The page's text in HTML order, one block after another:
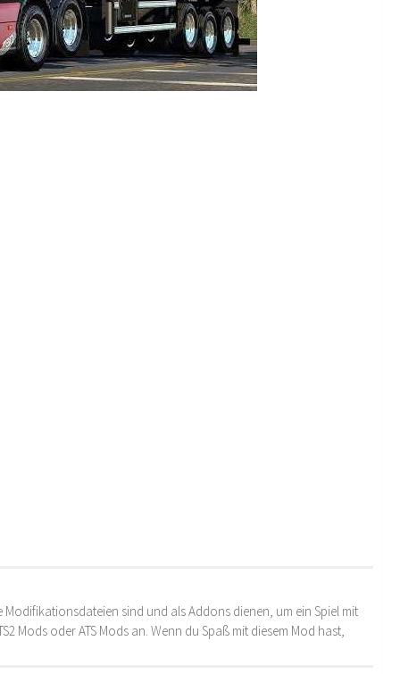
sind und als Addons dienen, um ein Spiel mit
Mods oder ATS Mods an. Wenn du Spaß mit diesem Mod hast,